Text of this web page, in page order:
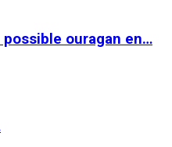
possible ouragan en…